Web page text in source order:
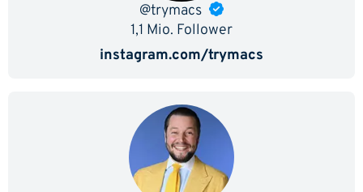
@trymacs
1,1 Mio. Follower
instagram.com/trymacs